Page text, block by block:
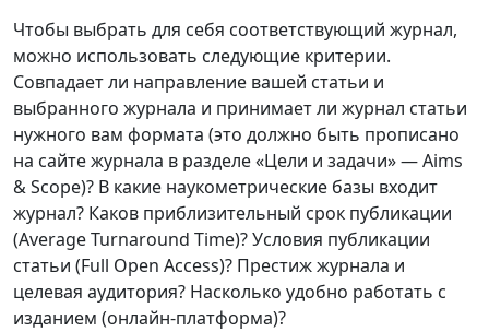
Чтобы выбрать для себя соответствующий журнал,
можно использовать следующие критерии.
Совпадает ли направление вашей статьи и
выбранного журнала и принимает ли журнал статьи
нужного вам формата (это должно быть прописано
на сайте журнала в разделе «Цели и задачи» — Aims
& Scope)? В какие наукометрические базы входит
журнал? Каков приблизительный срок публикации
(Average Turnaround Time)? Условия публикации
статьи (Full Open Access)? Престиж журнала и
целевая аудитория? Насколько удобно работать с
изданием (онлайн-платформа)?